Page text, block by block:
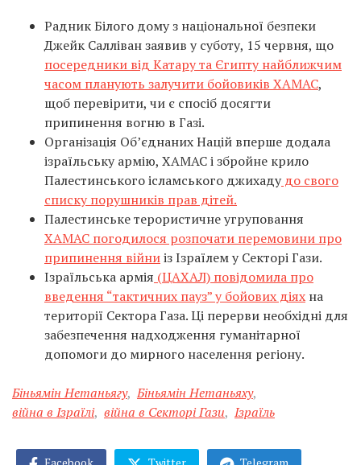
Радник Білого дому з національної безпеки
Джейк Салліван заявив у суботу, 15 червня, що
посередники від Катару та Єгипту найближчим
часом планують залучити бойовиків ХАМАС,
щоб перевірити, чи є спосіб досягти
припинення вогню в Газі.
Організація Об’єднаних Націй вперше додала
ізраїльську армію, ХАМАС і збройне крило
Палестинського ісламського джихадудо свого
списку порушників прав дітей.
Палестинське терористичне угруповання
ХАМАС погодилося розпочати перемовини про
припинення війниіз Ізраїлем у Секторі Гази.
Ізраїльська армія (ЦАХАЛ) повідомила про
введення “тактичних пауз” у бойових діях на
території Сектора Газа. Ці перерви необхідні для
забезпечення надходження гуманітарної
допомоги до мирного населення регіону.
Біньямін Нетаньягу, Біньямін Нетаньяху,
війна в Ізраїлі, війна в Секторі Гази, Ізраїль